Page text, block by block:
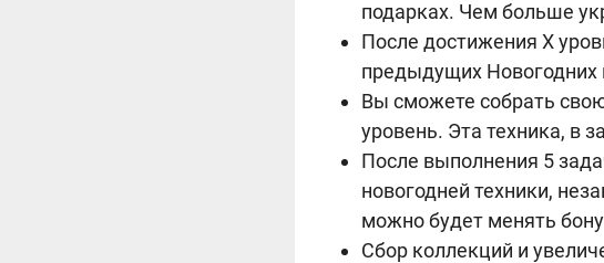
подарках. Чем больше
После достижения X
предыдущих Новогодних
Вы сможете собрать
уровень. Эта техника, в
После выполнения 5
новогодней техники,
можно будет менять
Сбор коллекций и